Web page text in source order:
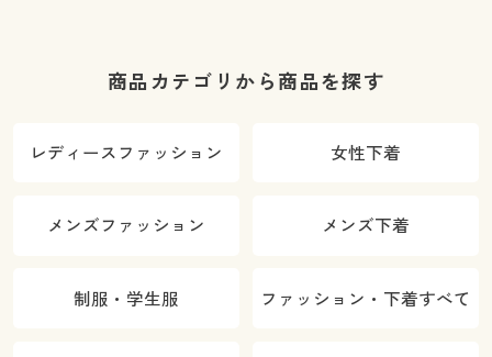
商品カテゴリから商品を探す
レディースファッション 女性下着
メンズファッション メンズ下着
制服・学生服 ファッション・下着すべて